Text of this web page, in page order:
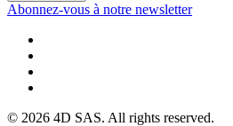
Abonnez-vous à notre newsletter
© 2026 4D SAS. All rights reserved.